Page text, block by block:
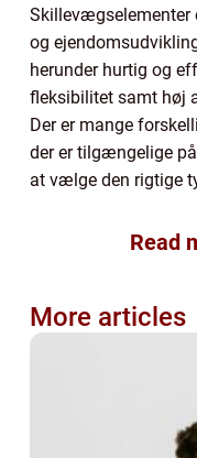
Skillevægselementer
og
herunder hurtig og
fleksibilitet samt høj
Der er mange
der er tilgængelige
at vælge den rigtige
Read
More articles